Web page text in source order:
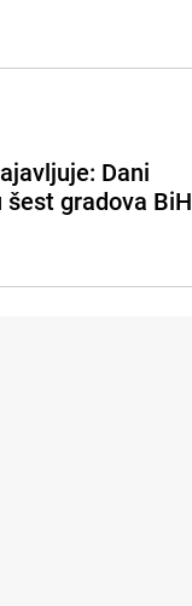
Dani
gradova BiH